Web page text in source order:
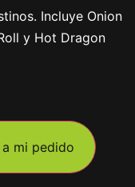
Incluye Onion
y Hot Dragon
mi pedido